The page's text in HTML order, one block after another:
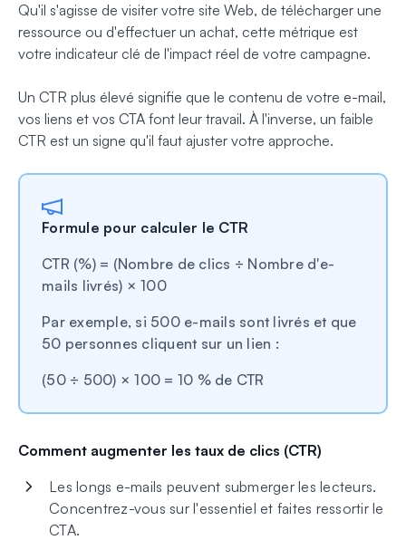
Qu'il s'agisse de visiter votre site Web, de télécharger une
ressource ou d'effectuer un achat, cette métrique est
votre indicateur clé de l'impact réel de votre campagne.
Un CTR plus élevé signifie que le contenu de votre e-mail,
vos liens et vos CTA font leur travail. À l'inverse, un faible
CTR est un signe qu'il faut ajuster votre approche.
Formule pour calculer le CTR
CTR (%) = (Nombre de clics ÷ Nombre d'e-
mails livrés) × 100
Par exemple, si 500 e-mails sont livrés et que
50 personnes cliquent sur un lien :
(50 ÷ 500) × 100 = 10 % de CTR
Comment augmenter les taux de clics (CTR)
Les longs e-mails peuvent submerger les lecteurs.
Concentrez-vous sur l'essentiel et faites ressortir le
CTA.